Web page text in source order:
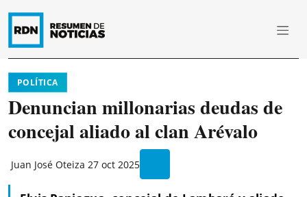
POLÍTICA
Denuncian millonarias deudas de
concejal aliado al clan Arévalo
Juan José Oteiza 27 oct 2025